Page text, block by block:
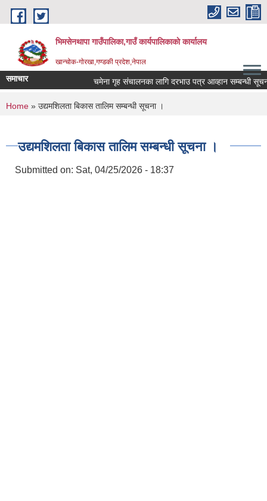
Skip to main content
भिमसेनथापा गाउँपालिका,गाउँ कार्यपालिकाकाे कार्यालय
खान्चोक-गाेरखा,गण्डकी प्रदेश,नेपाल
समाचार चमेना गृह संचालनका लागि दरभाउ पत्र आव्हान सम्बन्धी सूचना।
You are here
Home » उद्यमशिलता बिकास तालिम सम्बन्धी सूचना ।
उद्यमशिलता बिकास तालिम सम्बन्धी सूचना ।
Submitted on: Sat, 04/25/2026 - 18:37